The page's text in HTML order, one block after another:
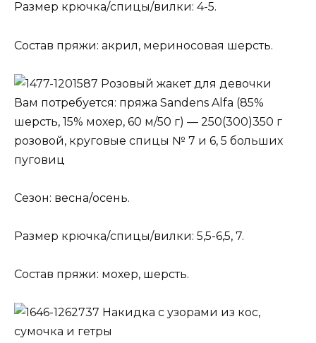
Размер крючка/спицы/вилки: 4-5.
Состав пряжи: акрил, мериносовая шерсть.
Розовый жакет для девочки
Вам потребуется: пряжа Sandens Alfa (85%
шерсть, 15% мохер, 60 м/50 г) — 250(300)350 г
розовой, круговые спицы № 7 и 6, 5 больших
пуговиц
Сезон: весна/осень.
Размер крючка/спицы/вилки: 5,5-6,5, 7.
Состав пряжи: мохер, шерсть.
Накидка с узорами из кос,
сумочка и гетры